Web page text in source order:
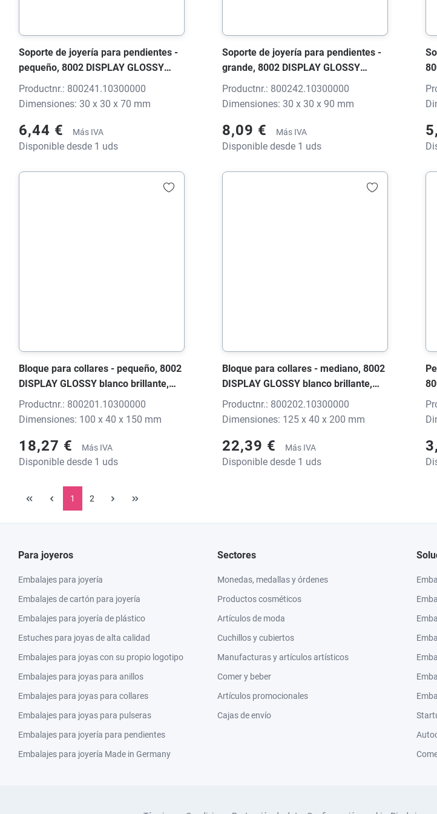
Soporte de joyería para pendientes -
pequeño, 8002 DISPLAY GLOSSY
blanco brillante, 30x30x70 mm, sin
impresión
Productnr.: 800241.10300000
Dimensiones: 30 x 30 x 70 mm
6,44 € Más IVA
Disponible desde 1 uds
Soporte de joyería para pendientes -
grande, 8002 DISPLAY GLOSSY
blanco brillante, 30x30x90 mm, sin
impresión
Productnr.: 800242.10300000
Dimensiones: 30 x 30 x 90 mm
8,09 € Más IVA
Disponible desde 1 uds
Bloque para collares - pequeño, 8002
DISPLAY GLOSSY blanco brillante,
100x40x150 mm, sin impresión
Productnr.: 800201.10300000
Dimensiones: 100 x 40 x 150 mm
18,27 € Más IVA
Disponible desde 1 uds
Bloque para collares - mediano, 8002
DISPLAY GLOSSY blanco brillante,
125x40x200 mm, sin impresión
Productnr.: 800202.10300000
Dimensiones: 125 x 40 x 200 mm
22,39 € Más IVA
Disponible desde 1 uds
1 2
Para joyeros
Embalajes para joyería
Embalajes de cartón para joyería
Embalajes para joyería de plástico
Estuches para joyas de alta calidad
Embalajes para joyas con su propio logotipo
Embalajes para joyas para anillos
Embalajes para joyas para collares
Embalajes para joyas para pulseras
Embalajes para joyería para pendientes
Embalajes para joyería Made in Germany
Sectores
Monedas, medallas y órdenes
Productos cosméticos
Artículos de moda
Cuchillos y cubiertos
Manufacturas y artículos artísticos
Comer y beber
Artículos promocionales
Cajas de envío